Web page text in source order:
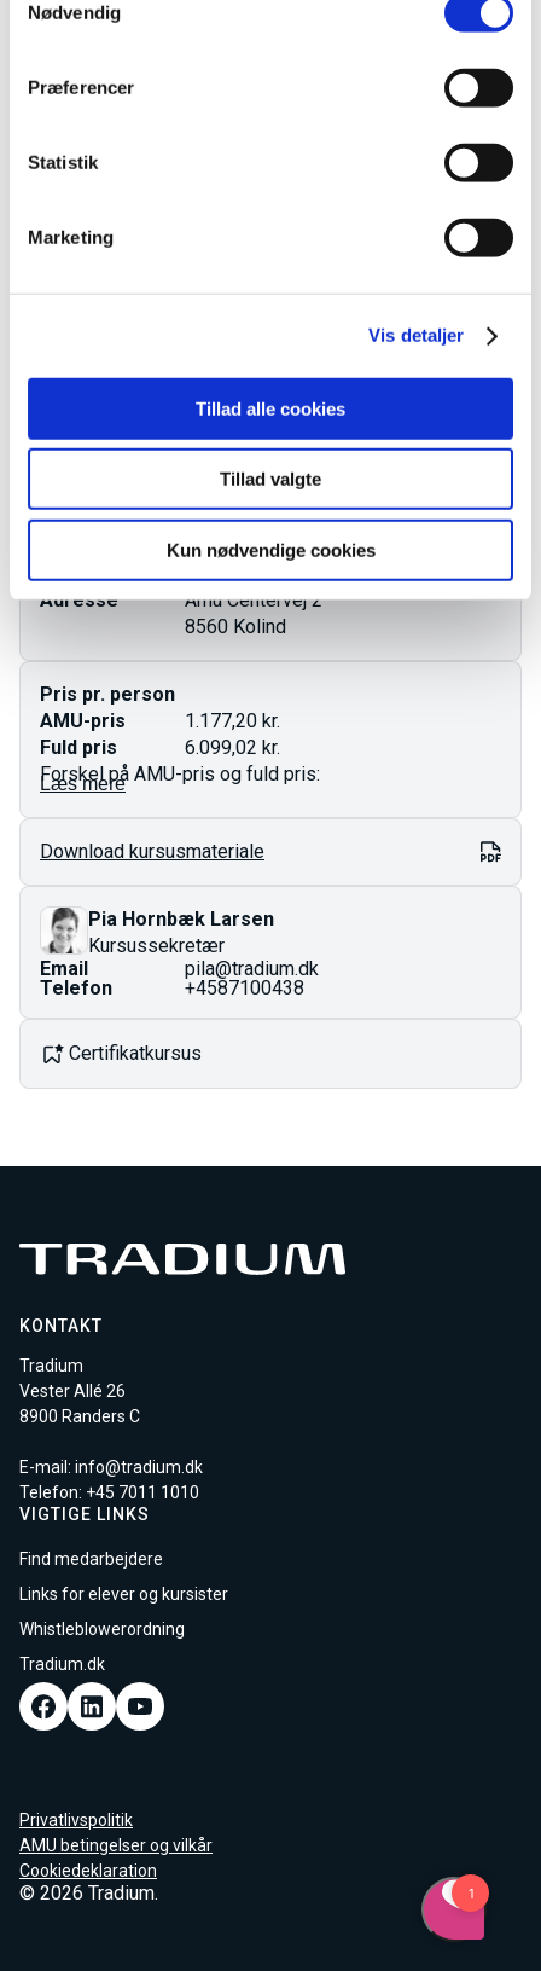
Nødvendig
Præferencer
Statistik
Marketing
Vis detaljer
Tillad alle cookies
Tillad valgte
Kun nødvendige cookies
Mødetid
08.00 - 15.45
Adresse
Amu Centervej 2
8560 Kolind
Pris pr. person
AMU-pris
1.177,20 kr.
Fuld pris
6.099,02 kr.
Forskel på AMU-pris og fuld pris:
AMU-pris gælder for ufaglærte og faglærte.
Fuld pris er den totale pris for kurset og gælder som
regel dig med en videregående uddannelse.
Prisen på AMU-kurser er fastlagt i finansloven og kan
ændres ved årsskiftet.
Læs mere
Download kursusmateriale
Pia Hornbæk Larsen
Kursussekretær
Email
pila@tradium.dk
Telefon
+4587100438
Certifikatkursus
Praktiske informationer
Målgruppe
Kursusbevis
Ledige pladser
3 pladser
Tilmeld forløbet
KONTAKT
Tradium
Vester Allé 26
8900 Randers C
E-mail: info@tradium.dk
Telefon: +45 7011 1010
VIGTIGE LINKS
Find medarbejdere
Links for elever og kursister
Whistleblowerordning
Tradium.dk
© 2026 Tradium.
Privatlivspolitik
AMU betingelser og vilkår
Cookiedeklaration